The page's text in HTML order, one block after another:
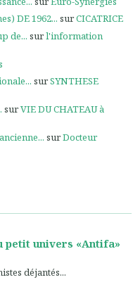
DE 1962... surCICATRICE
de... surl'information
surSYNTHESE
surVIE DU CHATEAU à
surDocteur
petit univers «Antifa»
déjantés...